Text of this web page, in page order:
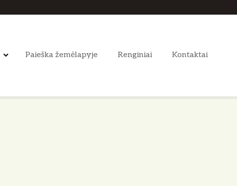
Paieška žemėlapyje Renginiai Kontaktai